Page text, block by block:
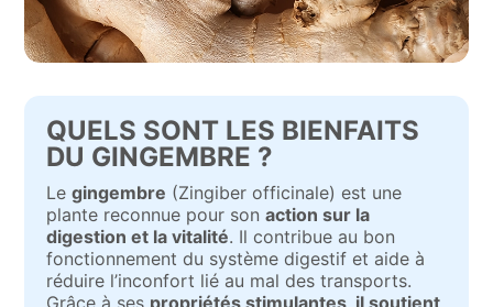
QUELS SONT LES BIENFAITS
DU GINGEMBRE ?
Legingembre (Zingiber officinale) est une
plante reconnue pour sonaction sur la
digestion et la vitalité. Il contribue au bon
fonctionnement du système digestif et aide à
réduire l’inconfort lié au mal des transports.
Grâce à ses propriétés stimulantes, il soutient